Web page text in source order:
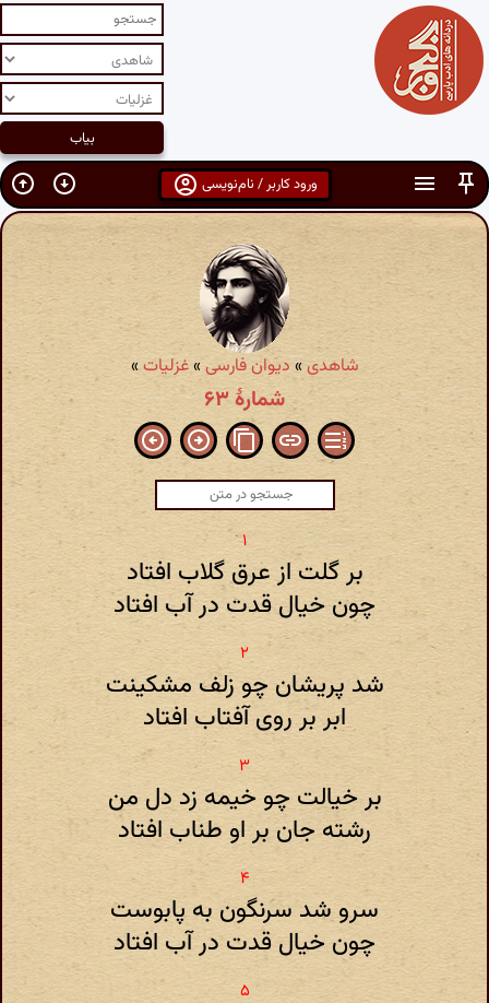
ورود کاربر / نام‌نویسی
شاهدی» دیوان فارسی»غزلیات»
شمارهٔ ۶۳
بر گلت از عرق گلاب افتاد
چون خیال قدت در آب افتاد
شد پریشان چو زلف مشکینت
ابر بر روی آفتاب افتاد
بر خیالت چو خیمه زد دل من
رشته جان بر او طناب افتاد
سرو شد سرنگون به پابوست
چون خیال قدت در آب افتاد